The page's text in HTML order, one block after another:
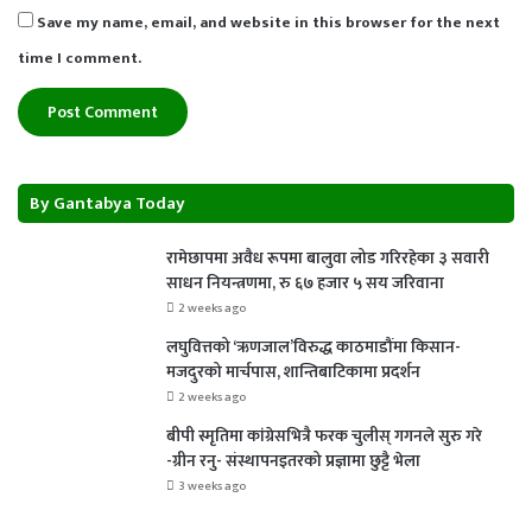
Save my name, email, and website in this browser for the next
time I comment.
By Gantabya Today
रामेछापमा अवैध रूपमा बालुवा लोड गरिरहेका ३ सवारी
साधन नियन्त्रणमा, रु ६७ हजार ५ सय जरिवाना
2 weeks ago
लघुवित्तको ‘ऋणजाल’विरुद्ध काठमाडौंमा किसान-
मजदुरको मार्चपास, शान्तिबाटिकामा प्रदर्शन
2 weeks ago
बीपी स्मृतिमा कांग्रेसभित्रै फरक चुलीस् गगनले सुरु गरे
-ग्रीन रनु- संस्थापनइतरको प्रज्ञामा छुट्टै भेला
3 weeks ago